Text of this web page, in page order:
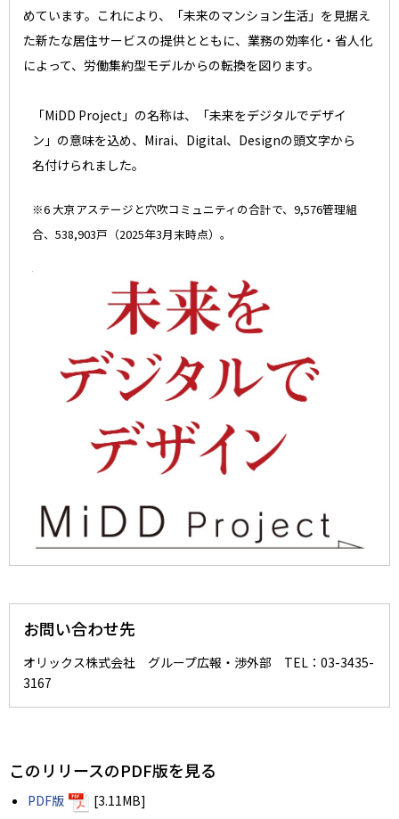
めています。これにより、「未来のマンション生活」を見据え
た新たな居住サービスの提供とともに、業務の効率化・省人化
によって、労働集約型モデルからの転換を図ります。
「MiDD Project」の名称は、「未来をデジタルでデザイ
ン」の意味を込め、Mirai、Digital、Designの頭文字から
名付けられました。
※6 大京アステージと穴吹コミュニティの合計で、9,576管理組
合、538,903戸（2025年3月末時点）。
お問い合わせ先
オリックス株式会社 グループ広報・渉外部 TEL：03-3435-
3167
このリリースのPDF版を見る
PDF版 [3.11MB]